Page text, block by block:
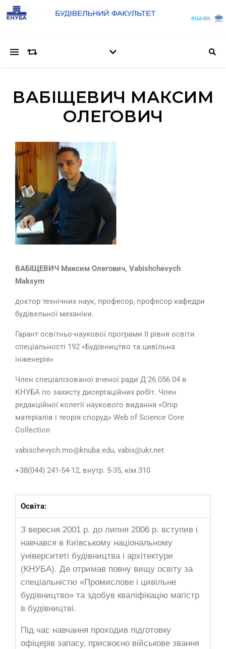
ВАБІЩЕВИЧ МАКСИМ
ОЛЕГОВИЧ
ВАБІЩЕВИЧ Максим Олегович, Vabishchevych
Maksym
доктор технічних наук, професор, професор кафедри
будівельної механіки.
Гарант освітньо-наукової програми ІІ рівня освіти
спеціальності 192 «Будівництво та цивільна
інженерія»
Член спеціалізованої вченої ради Д 26.056.04 в
КНУБА по захисту дисертаційних робіт. Член
редакційної колегії наукового видання «Опір
матеріалів і теорія споруд» Web of Science Core
Collection
vabischevych.mo@knuba.edu, vabix@ukr.net
+38(044) 241-54-12, внутр. 5-35, кім.310
Освіта:
З вересня 2001 р. до липня 2006 р. вступив і
навчався в Київському національному
університеті будівництва і архітектури
(КНУБА). Де отримав повну вищу освіту за
спеціальністю «Промислове і цивільне
будівництво» та здобув кваліфікацію магістр
в будівництві.
Під час навчання проходив підготовку
офіцерів запасу, присвоєно військове звання